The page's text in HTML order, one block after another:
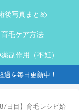
後写真まとめ
育毛ケア方法
副作用（不妊）
過を毎日更新中！
日目】育毛レシピ始